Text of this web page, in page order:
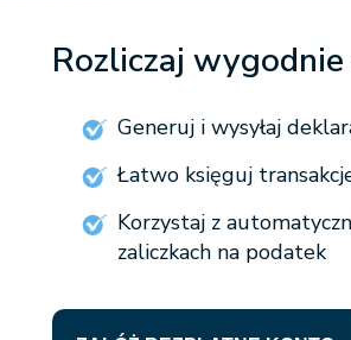
Rozliczaj
Generuj i wysyłaj
Łatwo księguj
Korzystaj z
zaliczkach na podatek